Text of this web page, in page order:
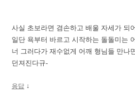
사실 초보라면 겸손하고 배울 자세가 되
일단 욕부터 바르고 시작하는 돌돌미는
너 그러다가 재수없게 어깨 형님들 만나
던져진다규-
응답 ↓